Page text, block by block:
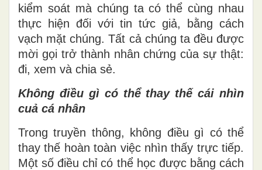
kiểm soát mà chúng ta có thể cùng nhau
thực hiện đối với tin tức giả, bằng cách
vạch mặt chúng. Tất cả chúng ta đều được
mời gọi trở thành nhân chứng của sự thật:
đi, xem và chia sẻ.
Không điều gì có thể thay thế cái nhìn
cuả cá nhân
Trong truyền thông, không điều gì có thể
thay thế hoàn toàn việc nhìn thấy trực tiếp.
Một số điều chỉ có thể học được bằng cách